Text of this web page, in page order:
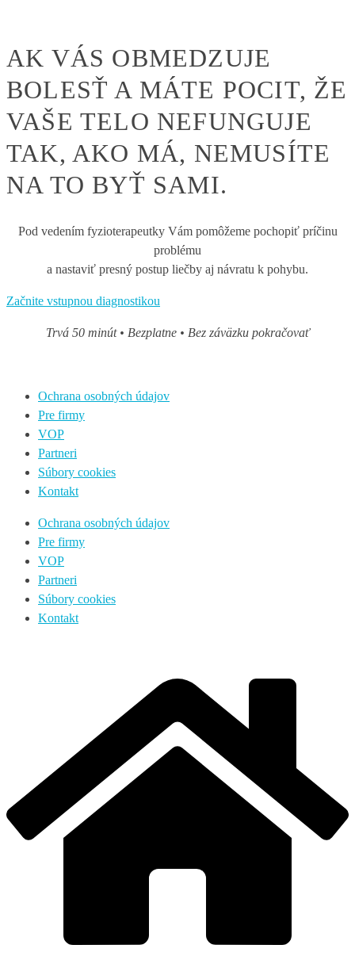
AK VÁS OBMEDZUJE
BOLESŤ A MÁTE POCIT, ŽE
VAŠE TELO NEFUNGUJE
TAK, AKO MÁ, NEMUSÍTE
NA TO BYŤ SAMI.
Pod vedením fyzioterapeutky Vám pomôžeme pochopiť príčinu
problému
a nastaviť presný postup liečby aj návratu k pohybu.
Začnite vstupnou diagnostikou
Trvá 50 minút • Bezplatne • Bez záväzku pokračovať
Ochrana osobných údajov
Pre firmy
VOP
Partneri
Súbory cookies
Kontakt
Ochrana osobných údajov
Pre firmy
VOP
Partneri
Súbory cookies
Kontakt